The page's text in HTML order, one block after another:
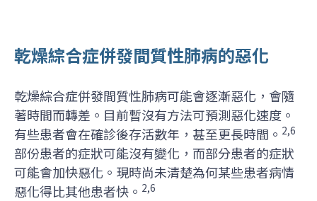
乾燥綜合症併發間質性肺病的惡化
乾燥綜合症併發間質性肺病可能會逐漸惡化，會隨
著時間而轉差。目前暫沒有方法可預測惡化速度。
有些患者會在確診後存活數年，甚至更長時間。 2,6
部份患者的症狀可能沒有變化，而部分患者的症狀
可能會加快惡化。現時尚未清楚為何某些患者病情
惡化得比其他患者快。 2,6